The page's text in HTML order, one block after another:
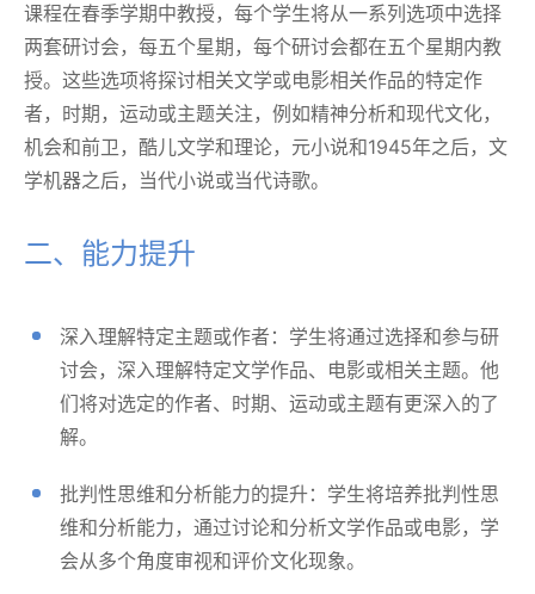
课程在春季学期中教授，每个学生将从一系列选项中选择
两套研讨会，每五个星期，每个研讨会都在五个星期内教
授。这些选项将探讨相关文学或电影相关作品的特定作
者，时期，运动或主题关注，例如精神分析和现代文化，
机会和前卫，酷儿文学和理论，元小说和1945年之后，文
学机器之后，当代小说或当代诗歌。
二、能力提升
深入理解特定主题或作者：学生将通过选择和参与研
讨会，深入理解特定文学作品、电影或相关主题。他
们将对选定的作者、时期、运动或主题有更深入的了
解。
批判性思维和分析能力的提升：学生将培养批判性思
维和分析能力，通过讨论和分析文学作品或电影，学
会从多个角度审视和评价文化现象。